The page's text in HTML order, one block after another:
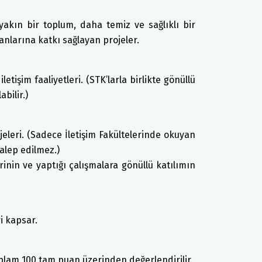
bir toplum, daha temiz ve sağlıklı bir
katkı sağlayan projeler.
faaliyetleri. (STK’larla birlikte gönüllü
(Sadece İletişim Fakültelerinde okuyan
edilmez.)
ve yaptığı çalışmalara gönüllü katılımın
kapsar.